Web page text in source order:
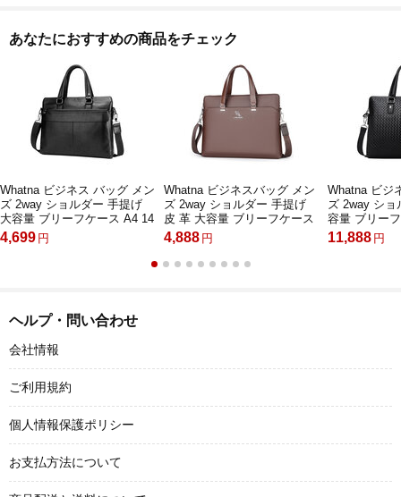
あなたにおすすめの商品をチェック
Whatna ビジネス バッグ メン
ズ 2way ショルダー 手提げ
大容量 ブリーフケース A4 14
インチPC対応黒 ブラウン
（18073）
4,699 円
Whatna ビジネスバッグ メン
ズ 2way ショルダー 手提げ
皮 革 大容量 ブリーフケース
A4 14インチPC対応 旅行 出
張 通勤 通学 就活 面接 バッ
グ かばん 男性用黒 ブラウン
4,888 円
Whatna ビジ
ズ 2way シ
容量 ブリー
ンチPC黒 hs-
11,888 円
ヘルプ・問い合わせ
会社情報
ご利用規約
個人情報保護ポリシー
お支払方法について